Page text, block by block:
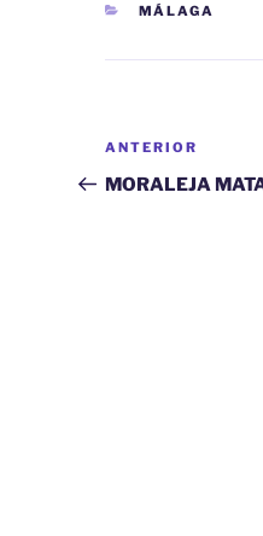
CATEGORÍAS
MÁLAGA
Navegación
de
Entrada
anterior:
ANTERIOR
MORALEJA